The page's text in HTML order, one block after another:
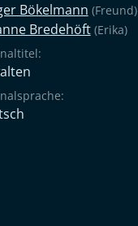
Bökelmann (Freund)
Bredehöft(Erika)